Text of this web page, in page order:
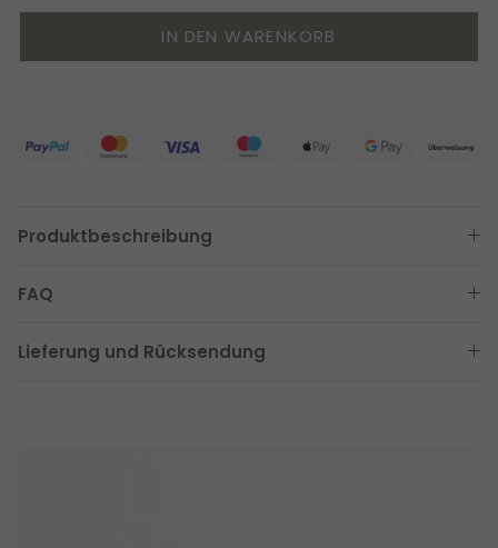
IN DEN WARENKORB
Produktbeschreibung
FAQ
Lieferung und Rücksendung